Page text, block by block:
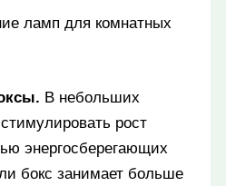
ламп для комнатных
В небольших
рост
энергосберегающих
бокс занимает больше